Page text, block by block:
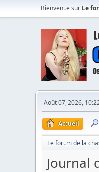
Bienvenue sur Le
Août 07, 2026,
Accueil
Le forum de la
Journal